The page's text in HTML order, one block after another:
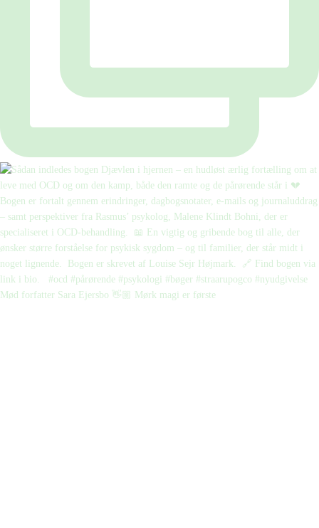
Mød forfatter Sara Ejersbo 👋🏼 Mørk magi er første